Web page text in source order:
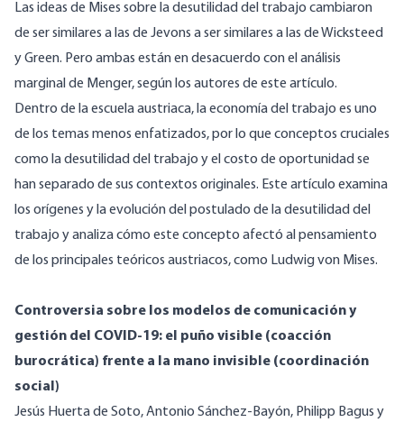
Las ideas de Mises sobre la desutilidad del trabajo cambiaron
de ser similares a las de Jevons a ser similares a las de Wicksteed
y Green. Pero ambas están en desacuerdo con el análisis
marginal de Menger, según los autores de este artículo.
Dentro de la escuela austriaca, la economía del trabajo es uno
de los temas menos enfatizados, por lo que conceptos cruciales
como la desutilidad del trabajo y el costo de oportunidad se
han separado de sus contextos originales. Este artículo examina
los orígenes y la evolución del postulado de la desutilidad del
trabajo y analiza cómo este concepto afectó al pensamiento
de los principales teóricos austriacos, como Ludwig von Mises.
Controversia sobre los modelos de comunicación y
gestión del COVID-19: el puño visible (coacción
burocrática) frente a la mano invisible (coordinación
social)
Jesús Huerta de Soto, Antonio Sánchez-Bayón, Philipp Bagus y